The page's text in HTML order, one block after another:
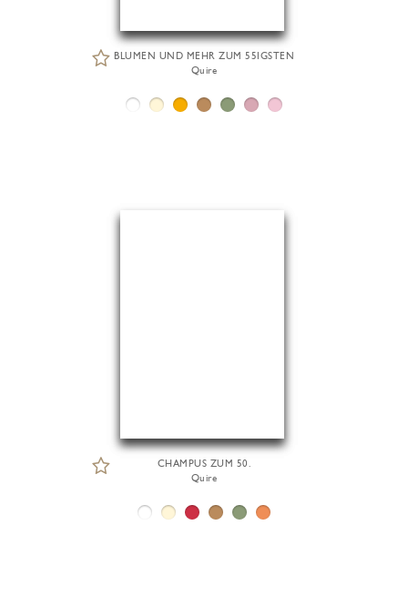
BLUMEN UND MEHR ZUM 55IGSTEN
Quire
CHAMPUS ZUM 50.
Quire